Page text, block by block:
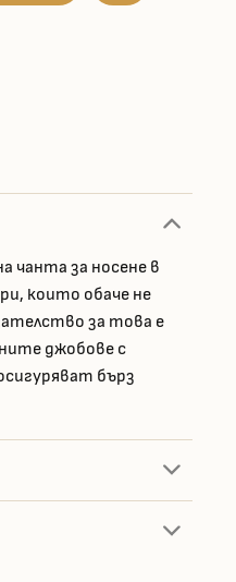
чанта за носене в
които обаче не
за това е
джобове с
бърз